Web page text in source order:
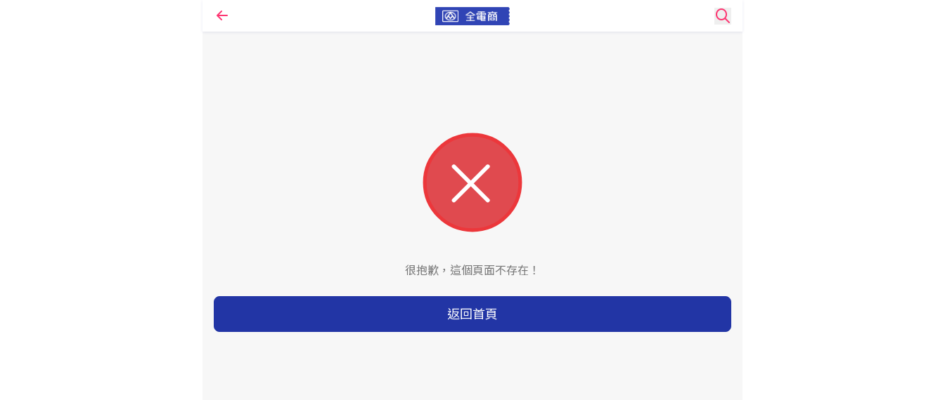
很抱歉，這個頁面不存在！
返回首頁